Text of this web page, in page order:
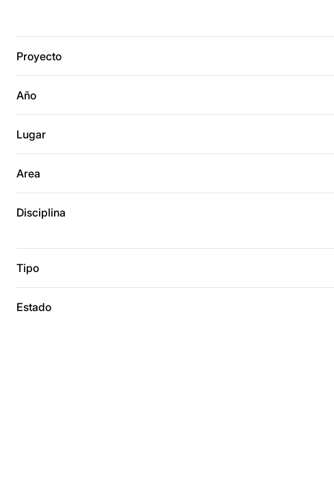
Proyecto
Año
Lugar
Area
Disciplina
Tipo
Estado